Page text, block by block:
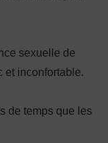
sexuelle de
et inconfortable.
de temps que les